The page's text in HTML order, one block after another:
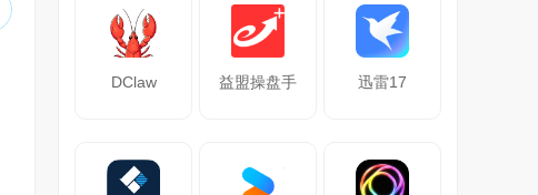
DClaw 益盟操盘手 迅雷17